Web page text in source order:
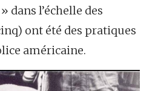
dans l’échelle des
ont été des pratiques
américaine.